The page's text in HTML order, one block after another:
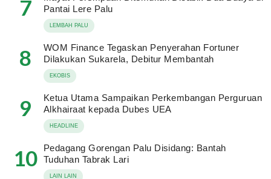
7
Pantai Lere Palu
LEMBAH PALU
8
WOM Finance Tegaskan Penyerahan Fortuner
Dilakukan Sukarela, Debitur Membantah
EKOBIS
9
Ketua Utama Sampaikan Perkembangan Perguruan
Alkhairaat kepada Dubes UEA
HEADLINE
10
Pedagang Gorengan Palu Disidang: Bantah
Tuduhan Tabrak Lari
LAIN LAIN